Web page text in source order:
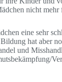
nicht
eine sehr
hat aber
und